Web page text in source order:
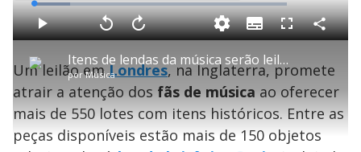
Opens in new window
P
l
Itens de lendas da música serão leiloados em Londres
porMúsica
P V
l
t
r
1
0
e
g
n
d
o
A
n
ç
a
r
1
u
n
L
o
a
d
e
1
4
.
2
S
u
b
i
t
l
s
F
l
s
e
n
C
o
a
r
i
l
a
Um leilão emLondres, na Inglaterra, promete
atrair a atenção dos fãs de música ao oferecer
mais de 550 lotes com itens históricos. Entre as
peças disponíveis estão mais de 150 objetos